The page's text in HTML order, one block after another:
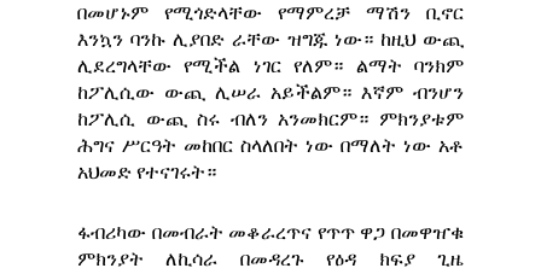
በመሆኑም የሚጎድላቸው የማምረቻ ማሽን ቢኖር
እንኳን ባንኩ ሊያበድ ራቸው ዝግጁ ነው። ከዚህ ውጪ
ሊደረግላቸው የሚችል ነገር የለም። ልማት ባንክም
ከፖሊሲው ውጪ ሊሠራ አይችልም። እኛም ብንሆን
ከፖሊሲ ውጪ ስሩ ብለን አንመክርም። ምክንያቱም
ሕግና ሥርዓት መከበር ስላለበት ነው በማለት ነው አቶ
አህመድ የተናገሩት።
ፋብሪካው በመብራት መቆራረጥና የጥጥ ዋጋ በመዋዠቁ
ምክንያት ለኪሳራ በመዳረጉ የዕዳ ክፍያ ጊዜ